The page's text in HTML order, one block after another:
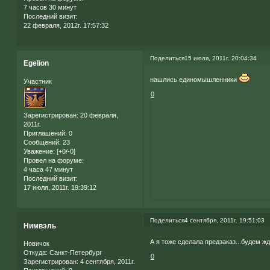
7 часов 30 минут
Последний визит:
22 февраля, 2012г. 17:57:32
Поделиться15 июля, 2011г. 20:04:34
Egelion
Участник
Зарегистрирован: 20 февраля,
2011г.
Приглашений: 0
Сообщений: 23
Уважение: [+0/-0]
Провел на форуме:
4 часа 47 минут
Последний визит:
17 июля, 2011г. 19:39:12
нашлись единомышленники
0
Поделиться4 сентября, 2011г. 19:51:03
Нимвэль
Новичок
Откуда: Санкт-Петербург
Зарегистрирован: 4 сентября, 2011г.
А я тоже сделала предзаказ...будем
0